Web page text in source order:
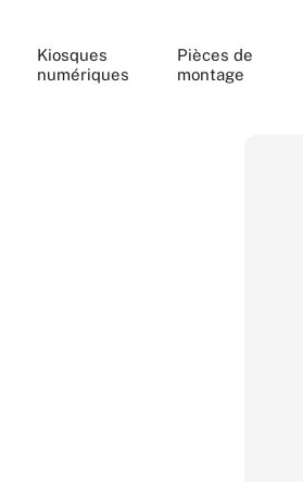
Kiosques
numériques
Pièces de
montage